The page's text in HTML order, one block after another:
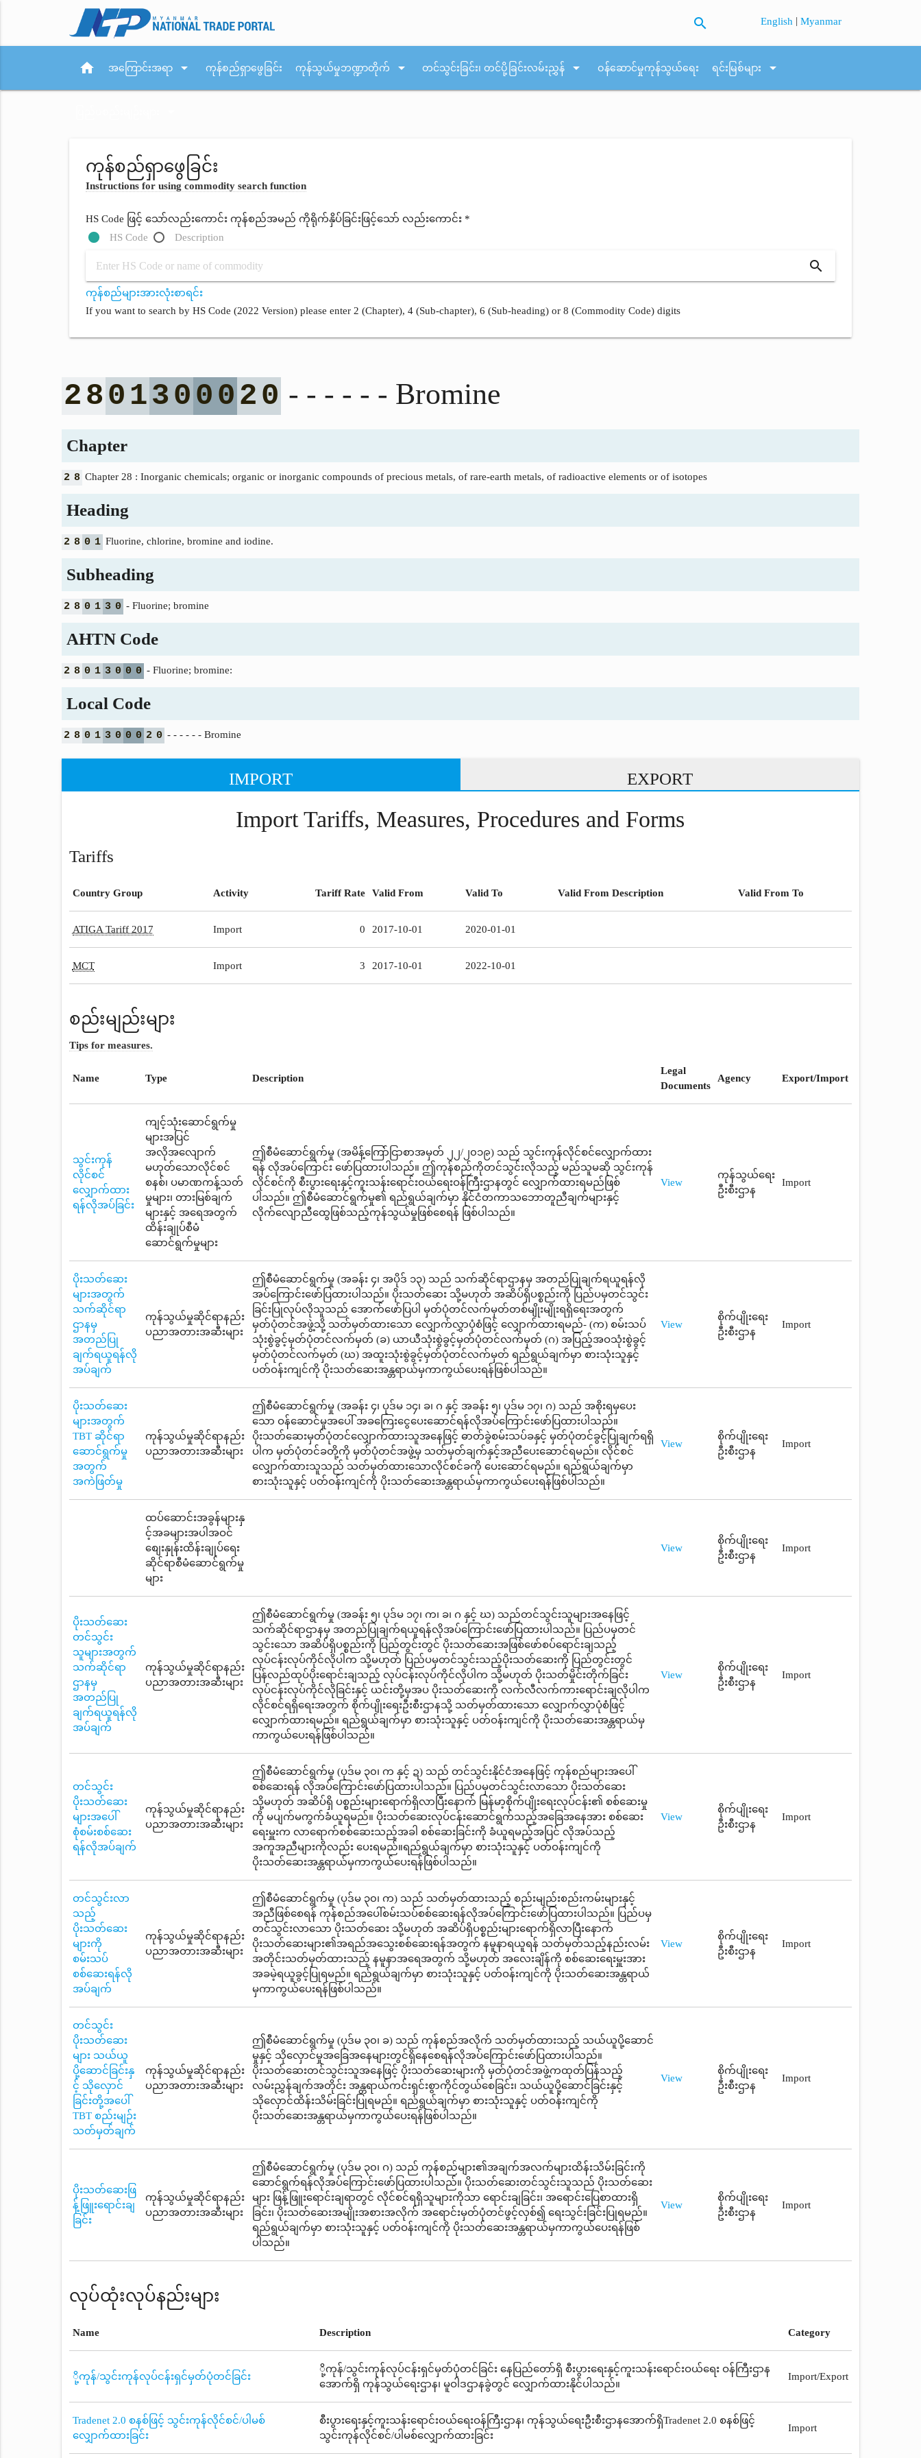
search English |Myanmar
home အကြောင်းအရာ arrow_drop_down ကုန်စည်ရှာဖွေခြင်း ကုန်သွယ်မှုဘဏ္ဍာတိုက် arrow_drop_down တင်သွင်းခြင်း၊ တင်ပို့ခြင်းလမ်းညွှန် arrow_drop_down ဝန်ဆောင်မှုကုန်သွယ်ရေး ရင်းမြစ်များ arrow_drop_down
ကုန်စည်ရှာဖွေခြင်း
Instructions for using commodity search function
HS Code ဖြင့် သော်လည်းကောင်း ကုန်စည်အမည် ကိုရိုက်နှိပ်ခြင်းဖြင့်သော် လည်းကောင်း *
HS Code
Description
search
ကုန်စည်များအားလုံးစာရင်း
If you want to search by HS Code (2022 Version) please enter 2 (Chapter), 4 (Sub-chapter), 6 (Sub-heading) or 8 (Commodity Code) digits
2 8 0 130 0 0 2 0 - - - - - - Bromine
Chapter
2 8 Chapter 28 : Inorganic chemicals; organic or inorganic compounds of precious metals, of rare-earth metals, of radioactive elements or of isotopes
Heading
2 8 0 1 Fluorine, chlorine, bromine and iodine.
Subheading
2 8 0 1 3 0 - Fluorine; bromine
AHTN Code
2 8 0 1 3 0 0 0 - Fluorine; bromine:
Local Code
2 8 0 1 3 0 0 0 2 0 - - - - - - Bromine
IMPORT EXPORT
Import Tariffs, Measures, Procedures and Forms
Tariffs
Country Group Activity Tariff Rate Valid From Valid To Valid From Description Valid From To
ATIGA Tariff 2017 Import 0 2017-10-01 2020-01-01
MCT Import 3 2017-10-01 2022-10-01
စည်းမျည်းများ
Tips for measures.
Name Type Description
Legal
Documents
Agency Export/Import
သွင်းကုန်
လိုင်စင်
လျှောက်ထား
ရန်လိုအပ်ခြင်း
ကျင့်သုံးဆောင်ရွက်မှု
များအပြင်
အလိုအလျောက်
မဟုတ်သောလိုင်စင်
စနစ်၊ ပမာဏကန့်သတ်
မှုများ၊ တားမြစ်ချက်
များနှင့် အရေအတွက်
ထိန်းချုပ်စီမံ
ဆောင်ရွက်မှုများ
ဤစီမံဆောင်ရွက်မှု (အမိန့်ကြော်ငြာစာအမှတ် ၂၂/၂၀၁၉) သည် သွင်းကုန်လိုင်စင်လျှောက်ထား
ရန် လိုအပ်ကြောင်း ဖော်ပြထားပါသည်။ ဤကုန်စည်ကိုတင်သွင်းလိုသည့် မည်သူမဆို သွင်းကုန်
လိုင်စင်ကို စီးပွားရေးနှင့်ကူးသန်းရောင်းဝယ်ရေးဝန်ကြီးဌာနတွင် လျှောက်ထားရမည်ဖြစ်
ပါသည်။ ဤစီမံဆောင်ရွက်မှု၏ ရည်ရွယ်ချက်မှာ နိုင်ငံတကာသဘောတူညီချက်များနှင့်
လိုက်လျောညီထွေဖြစ်သည့်ကုန်သွယ်မှုဖြစ်စေရန် ဖြစ်ပါသည်။
View
ကုန်သွယ်ရေး
ဦးစီးဌာန
Import
ပိုးသတ်ဆေး
များအတွက်
သက်ဆိုင်ရာ
ဌာနမှ
အတည်ပြု
ချက်ရယူရန်လို
အပ်ချက်
ကုန်သွယ်မှုဆိုင်ရာနည်း
ပညာအတားအဆီးများ
ဤစီမံဆောင်ရွက်မှု (အခန်း ၄၊ အပိုဒ် ၁၃) သည် သက်ဆိုင်ရာဌာနမှ အတည်ပြုချက်ရယူရန်လို
အပ်ကြောင်းဖော်ပြထားပါသည်။ ပိုးသတ်ဆေး သို့မဟုတ် အဆိပ်ရှိပစ္စည်းကို ပြည်ပမှတင်သွင်း
ခြင်းပြုလုပ်လိုသူသည် အောက်ဖော်ပြပါ မှတ်ပုံတင်လက်မှတ်တစ်မျိုးမျိုးရရှိရေးအတွက်
မှတ်ပုံတင်အဖွဲ့သို့ သတ်မှတ်ထားသော လျှောက်လွှာပုံစံဖြင့် လျှောက်ထားရမည်- (က) စမ်းသပ်
သုံးစွဲခွင့်မှတ်ပုံတင်လက်မှတ် (ခ) ယာယီသုံးစွဲခွင့်မှတ်ပုံတင်လက်မှတ် (ဂ) အပြည့်အဝသုံးစွဲခွင့်
မှတ်ပုံတင်လက်မှတ် (ဃ) အထူးသုံးစွဲခွင့်မှတ်ပုံတင်လက်မှတ် ရည်ရွယ်ချက်မှာ စားသုံးသူနှင့်
ပတ်ဝန်းကျင်ကို ပိုးသတ်ဆေးအန္တရာယ်မှကာကွယ်ပေးရန်ဖြစ်ပါသည်။
View
စိုက်ပျိုးရေး
ဦးစီးဌာန
Import
ပိုးသတ်ဆေး
များအတွက်
TBT ဆိုင်ရာ
ဆောင်ရွက်မှု
အတွက်
အကဲဖြတ်မှု
ကုန်သွယ်မှုဆိုင်ရာနည်း
ပညာအတားအဆီးများ
ဤစီမံဆောင်ရွက်မှု (အခန်း ၄၊ ပုဒ်မ ၁၄၊ ခ၊ ဂ နှင့် အခန်း ၅၊ ပုဒ်မ ၁၇၊ ဂ) သည် အစိုးရမှပေး
သော ဝန်ဆောင်မှုအပေါ် အခကြေးငွေပေးဆောင်ရန်လိုအပ်ကြောင်းဖော်ပြထားပါသည်။
ပိုးသတ်ဆေးမှတ်ပုံတင်လျှောက်ထားသူအနေဖြင့် ဓာတ်ခွဲစမ်းသပ်ခနှင့် မှတ်ပုံတင်ခွင့်ပြုချက်ရရှိ
ပါက မှတ်ပုံတင်ခတို့ကို မှတ်ပုံတင်အဖွဲ့မှ သတ်မှတ်ချက်နှင့်အညီပေးဆောင်ရမည်။ လိုင်စင်
လျှောက်ထားသူသည် သတ်မှတ်ထားသောလိုင်စင်ခကို ပေးဆောင်ရမည်။ ရည်ရွယ်ချက်မှာ
စားသုံးသူနှင့် ပတ်ဝန်းကျင်ကို ပိုးသတ်ဆေးအန္တရာယ်မှကာကွယ်ပေးရန်ဖြစ်ပါသည်။
View
စိုက်ပျိုးရေး
ဦးစီးဌာန
Import
ထပ်ဆောင်းအခွန်များနှ
င့်အခများအပါအဝင်
စျေးနှုန်းထိန်းချုပ်ရေး
ဆိုင်ရာစီမံဆောင်ရွက်မှု
များ
View
စိုက်ပျိုးရေး
ဦးစီးဌာန
Import
ပိုးသတ်ဆေး
တင်သွင်း
သူများအတွက်
သက်ဆိုင်ရာ
ဌာနမှ
အတည်ပြု
ချက်ရယူရန်လို
အပ်ချက်
ကုန်သွယ်မှုဆိုင်ရာနည်း
ပညာအတားအဆီးများ
ဤစီမံဆောင်ရွက်မှု (အခန်း ၅၊ ပုဒ်မ ၁၇၊ က၊ ခ၊ ဂ နှင့် ဃ) သည်တင်သွင်းသူများအနေဖြင့်
သက်ဆိုင်ရာဌာနမှ အတည်ပြုချက်ရယူရန်လိုအပ်ကြောင်းဖော်ပြထားပါသည်။ ပြည်ပမှတင်
သွင်းသော အဆိပ်ရှိပစ္စည်းကို ပြည်တွင်းတွင် ပိုးသတ်ဆေးအဖြစ်ဖော်စပ်ရောင်းချသည့်
လုပ်ငန်းလုပ်ကိုင်လိုပါက သို့မဟုတ် ပြည်ပမှတင်သွင်းသည့်ပိုးသတ်ဆေးကို ပြည်တွင်းတွင်
ပြန်လည်ထုပ်ပိုးရောင်းချသည့် လုပ်ငန်းလုပ်ကိုင်လိုပါက သို့မဟုတ် ပိုးသတ်မှိုင်းတိုက်ခြင်း
လုပ်ငန်းလုပ်ကိုင်လိုခြင်းနှင့် ယင်းတို့မှအပ ပိုးသတ်ဆေးကို လက်လီလက်ကားရောင်းချလိုပါက
လိုင်စင်ရရှိရေးအတွက် စိုက်ပျိုးရေးဦးစီးဌာနသို့ သတ်မှတ်ထားသော လျှောက်လွှာပုံစံဖြင့်
လျှောက်ထားရမည်။ ရည်ရွယ်ချက်မှာ စားသုံးသူနှင့် ပတ်ဝန်းကျင်ကို ပိုးသတ်ဆေးအန္တရာယ်မှ
ကာကွယ်ပေးရန်ဖြစ်ပါသည်။
View
စိုက်ပျိုးရေး
ဦးစီးဌာန
Import
တင်သွင်း
ပိုးသတ်ဆေး
များအပေါ်
စုံစမ်းစစ်ဆေး
ရန်လိုအပ်ချက်
ကုန်သွယ်မှုဆိုင်ရာနည်း
ပညာအတားအဆီးများ
ဤစီမံဆောင်ရွက်မှု (ပုဒ်မ ၃၀၊ က နှင့် ဍ) သည် တင်သွင်းနိုင်ငံအနေဖြင့် ကုန်စည်များအပေါ်
စစ်ဆေးရန် လိုအပ်ကြောင်းဖော်ပြထားပါသည်။ ပြည်ပမှတင်သွင်းလာသော ပိုးသတ်ဆေး
သို့မဟုတ် အဆိပ်ရှိ ပစ္စည်းများရောက်ရှိလာပြီးနောက် မြန်မာ့စိုက်ပျိုးရေးလုပ်ငန်း၏ စစ်ဆေးမှု
ကို မပျက်မကွက်ခံယူရမည်။ ပိုးသတ်ဆေးလုပ်ငန်းဆောင်ရွက်သည့်အခြေအနေအား စစ်ဆေး
ရေးမှူးက လာရောက်စစ်ဆေးသည့်အခါ စစ်ဆေးခြင်းကို ခံယူရမည့်အပြင် လိုအပ်သည့်
အကူအညီများကိုလည်း ပေးရမည်။ရည်ရွယ်ချက်မှာ စားသုံးသူနှင့် ပတ်ဝန်းကျင်ကို
ပိုးသတ်ဆေးအန္တရာယ်မှကာကွယ်ပေးရန်ဖြစ်ပါသည်။
View
စိုက်ပျိုးရေး
ဦးစီးဌာန
Import
တင်သွင်းလာ
သည့်
ပိုးသတ်ဆေး
များကို
စမ်းသပ်
စစ်ဆေးရန်လို
အပ်ချက်
ကုန်သွယ်မှုဆိုင်ရာနည်း
ပညာအတားအဆီးများ
ဤစီမံဆောင်ရွက်မှု (ပုဒ်မ ၃၀၊ က) သည် သတ်မှတ်ထားသည့် စည်းမျည်းစည်းကမ်းများနှင့်
အညီဖြစ်စေရန် ကုန်စည်အပေါ်စမ်းသပ်စစ်ဆေးရန်လိုအပ်ကြောင်းဖော်ပြထားပါသည်။ ပြည်ပမှ
တင်သွင်းလာသော ပိုးသတ်ဆေး သို့မဟုတ် အဆိပ်ရှိပစ္စည်းများရောက်ရှိလာပြီးနောက်
ပိုးသတ်ဆေးများ၏အရည်အသွေးစစ်ဆေးရန်အတွက် နမူနာရယူရန် သတ်မှတ်သည့်နည်းလမ်း
အတိုင်းသတ်မှတ်ထားသည့် နမူနာအရေအတွက် သို့မဟုတ် အလေးချိန်ကို စစ်ဆေးရေးမှူးအား
အခမဲ့ရယူခွင့်ပြုရမည်။ ရည်ရွယ်ချက်မှာ စားသုံးသူနှင့် ပတ်ဝန်းကျင်ကို ပိုးသတ်ဆေးအန္တရာယ်
မှကာကွယ်ပေးရန်ဖြစ်ပါသည်။
View
စိုက်ပျိုးရေး
ဦးစီးဌာန
Import
တင်သွင်း
ပိုးသတ်ဆေး
များ သယ်ယူ
ပို့ဆောင်ခြင်းနှ
င့် သိုလှောင်
ခြင်းတို့အပေါ်
TBT စည်းမျဉ်း
သတ်မှတ်ချက်
ကုန်သွယ်မှုဆိုင်ရာနည်း
ပညာအတားအဆီးများ
ဤစီမံဆောင်ရွက်မှု (ပုဒ်မ ၃၀၊ ခ) သည် ကုန်စည်အလိုက် သတ်မှတ်ထားသည့် သယ်ယူပို့ဆောင်
မှုနှင့် သိုလှောင်မှုအခြေအနေများတွင်ရှိနေစေရန်လိုအပ်ကြောင်းဖော်ပြထားပါသည်။
ပိုးသတ်ဆေးတင်သွင်းသူအနေဖြင့် ပိုးသတ်ဆေးများကို မှတ်ပုံတင်အဖွဲ့ကထုတ်ပြန်သည့်
လမ်းညွှန်ချက်အတိုင်း အန္တရာယ်ကင်းရှင်းစွာကိုင်တွယ်စေခြင်း၊ သယ်ယူပို့ဆောင်ခြင်းနှင့်
သိုလှောင်ထိန်းသိမ်းခြင်းပြုရမည်။ ရည်ရွယ်ချက်မှာ စားသုံးသူနှင့် ပတ်ဝန်းကျင်ကို
ပိုးသတ်ဆေးအန္တရာယ်မှကာကွယ်ပေးရန်ဖြစ်ပါသည်။
View
စိုက်ပျိုးရေး
ဦးစီးဌာန
Import
ပိုးသတ်ဆေးဖြ
န့်ဖြူးရောင်းချ
ခြင်း
ကုန်သွယ်မှုဆိုင်ရာနည်း
ပညာအတားအဆီးများ
ဤစီမံဆောင်ရွက်မှု (ပုဒ်မ ၃၀၊ ဂ) သည် ကုန်စည်များ၏အချက်အလက်များထိန်းသိမ်းခြင်းကို
ဆောင်ရွက်ရန်လိုအပ်ကြောင်းဖော်ပြထားပါသည်။ ပိုးသတ်ဆေးတင်သွင်းသူသည် ပိုးသတ်ဆေး
များ ဖြန့်ဖြူးရောင်းချရာတွင် လိုင်စင်ရရှိသူများကိုသာ ရောင်းချခြင်း၊ အရောင်းပြေစာထားရှိ
ခြင်း၊ ပိုးသတ်ဆေးအမျိုးအစားအလိုက် အရောင်းမှတ်ပုံတင်ဖွင့်လှစ်၍ ရေးသွင်းခြင်းပြုရမည်။
ရည်ရွယ်ချက်မှာ စားသုံးသူနှင့် ပတ်ဝန်းကျင်ကို ပိုးသတ်ဆေးအန္တရာယ်မှကာကွယ်ပေးရန်ဖြစ်
ပါသည်။
View
စိုက်ပျိုးရေး
ဦးစီးဌာန
Import
လုပ်ထုံးလုပ်နည်းများ
Name Description Category
ို့ကုန်/သွင်းကုန်လုပ်ငန်းရှင်မှတ်ပုံတင်ခြင်း
ို့ကုန်/သွင်းကုန်လုပ်ငန်းရှင်မှတ်ပုံတင်ခြင်း နေပြည်တော်ရှိ စီးပွားရေးနှင့်ကူးသန်းရောင်းဝယ်ရေး ဝန်ကြီးဌာန
အောက်ရှိ ကုန်သွယ်ရေးဌာန၊ မူဝါဒဌာနခွဲတွင် လျှောက်ထားနိုင်ပါသည်။
Import/Export
Tradenet 2.0 စနစ်ဖြင့် သွင်းကုန်လိုင်စင်/ပါမစ်
လျှောက်ထားခြင်း
စီးပွားရေးနှင့်ကူးသန်းရောင်းဝယ်ရေးဝန်ကြီးဌာန၊ ကုန်သွယ်ရေးဦးစီးဌာနအောက်ရှိTradenet 2.0 စနစ်ဖြင့်
သွင်းကုန်လိုင်စင်/ပါမစ်လျှောက်ထားခြင်း
Import